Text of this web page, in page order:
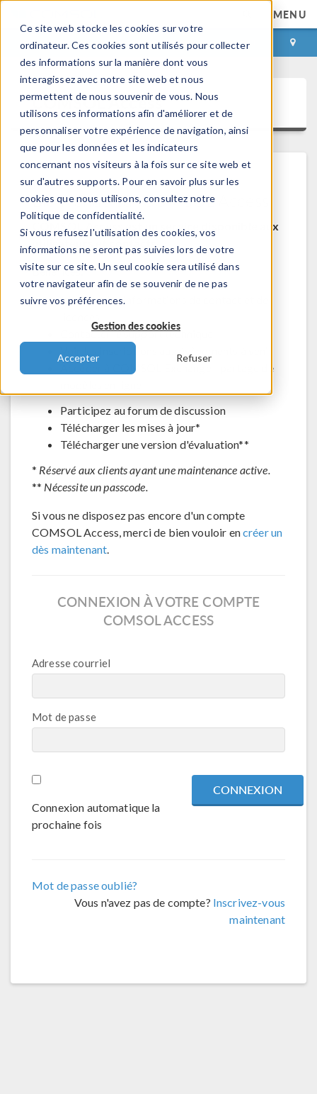
Ce site web stocke les cookies sur votre
ordinateur. Ces cookies sont utilisés pour collecter
des informations sur la manière dont vous
interagissez avec notre site web et nous
permettent de nous souvenir de vous. Nous
utilisons ces informations afin d'améliorer et de
personnaliser votre expérience de navigation, ainsi
que pour les données et les indicateurs
concernant nos visiteurs à la fois sur ce site web et
sur d'autres supports. Pour en savoir plus sur les
cookies que nous utilisons, consultez notre
Politique de confidentialité.
Si vous refusez l'utilisation des cookies, vos
informations ne seront pas suivies lors de votre
visite sur ce site. Un seul cookie sera utilisé dans
votre navigateur afin de se souvenir de ne pas
suivre vos préférences.
Gestion des cookies
Accepter Refuser
MENU
CONNEXION CONTACT
COMSOL Access
Bienvenue sur COMSOL Access
COMSOL Access est un service disponible aux
utilisateurs et contacts.
Bénéfices:
Modifier les informations de contact et de
Contacter le support technique
Voir les inscriptions aux évènements à venir
Accéder à COMSOL Exchange - partage de
Participez au forum de discussion
Télécharger les mises à jour*
Télécharger une version d'évaluation**
* Réservé aux clients ayant une maintenance active.
** Nécessite un passcode.
Si vous ne disposez pas encore d'un compte
COMSOL Access, merci de bien vouloir encréer un
dès maintenant.
CONNEXION À VOTRE COMPTE
COMSOL ACCESS
Adresse courriel
Mot de passe
Connexion automatique la
prochaine fois
Mot de passe oublié?
Vous n'avez pas de compte? Inscrivez-vous
maintenant